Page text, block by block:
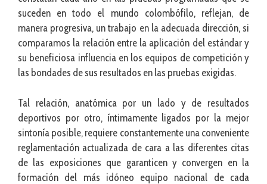
suceden en todo el mundo colombófilo, reflejan, de
manera progresiva, un trabajo en la adecuada dirección, si
comparamos la relación entre la aplicación del estándar y
su beneficiosa influencia en los equipos de competición y
las bondades de sus resultados en las pruebas exigidas.
Tal relación, anatómica por un lado y de resultados
deportivos por otro, íntimamente ligados por la mejor
sintonía posible, requiere constantemente una conveniente
reglamentación actualizada de cara a las diferentes citas
de las exposiciones que garanticen y convergen en la
formación del más idóneo equipo nacional de cada